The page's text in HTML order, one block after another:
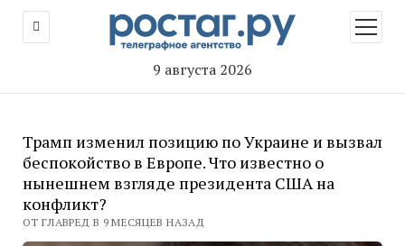
9 августа 2026
меню
Трамп изменил позицию по Украине и вызвал
беспокойство в Европе. Что известно о
нынешнем взгляде президента США на
конфликт?
ОТ ГЛАВРЕД В 9 МЕСЯЦЕВ НАЗАД